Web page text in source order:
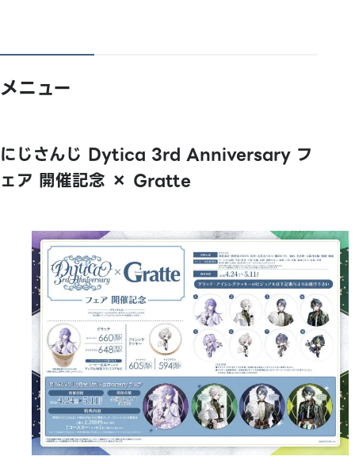
メニュー
にじさんじ Dytica 3rd Anniversary フ
ェア 開催記念 × Gratte